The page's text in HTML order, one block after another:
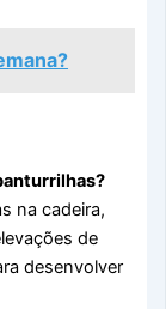
na cadeira,
de
desenvolver